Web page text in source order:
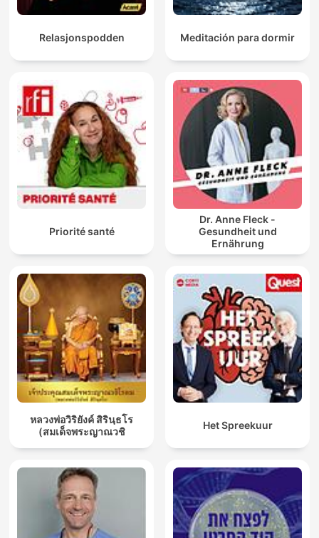
Relasjonspodden Meditación para dormir
Priorité santé
Dr. Anne Fleck -
Gesundheit und
Ernährung
หลวงพ่อวิริยังค์ สิรินฺธโร
(สมเด็จพระญาณวชิ
Het Spreekuur